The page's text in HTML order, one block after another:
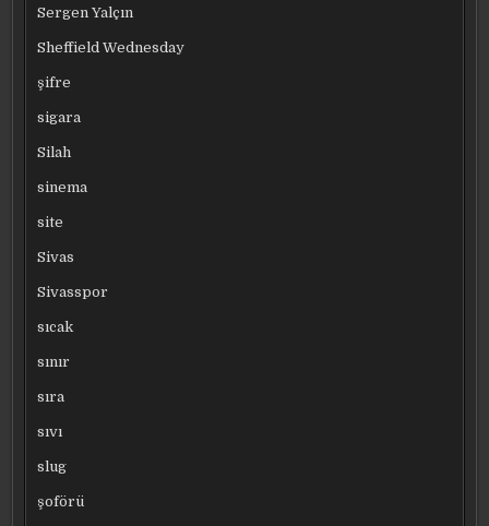
Sergen Yalçın
Sheffield Wednesday
şifre
sigara
Silah
sinema
site
Sivas
Sivasspor
sıcak
sınır
sıra
sıvı
slug
şoförü